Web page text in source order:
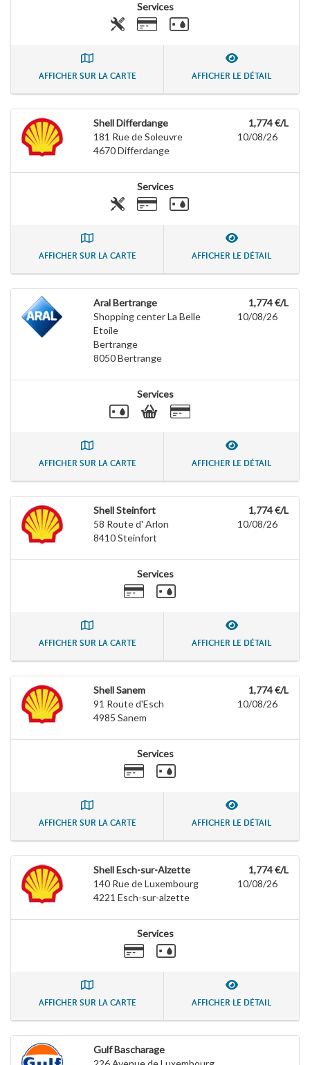
Services
AFFICHER SUR LA CARTE AFFICHER LE DÉTAIL
Shell Differdange
181 Rue de Soleuvre
4670Differdange
1,774 €/L
10/08/26
Services
AFFICHER SUR LA CARTE AFFICHER LE DÉTAIL
Aral Bertrange
Shopping center La Belle
Etoile
Bertrange
8050Bertrange
1,774 €/L
10/08/26
Services
AFFICHER SUR LA CARTE AFFICHER LE DÉTAIL
Shell Steinfort
58 Route d' Arlon
8410Steinfort
1,774 €/L
10/08/26
Services
AFFICHER SUR LA CARTE AFFICHER LE DÉTAIL
Shell Sanem
91 Route d'Esch
4985 Sanem
1,774 €/L
10/08/26
Services
AFFICHER SUR LA CARTE AFFICHER LE DÉTAIL
Shell Esch-sur-Alzette
140 Rue de Luxembourg
4221 Esch-sur-alzette
1,774 €/L
10/08/26
Services
AFFICHER SUR LA CARTE AFFICHER LE DÉTAIL
Gulf Bascharage